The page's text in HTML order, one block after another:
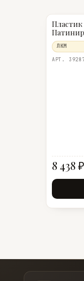
Пластик
Да 0,6
ЛКМ
АРТ.
8 438 ₽